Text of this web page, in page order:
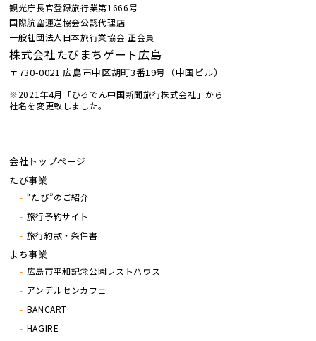
観光庁長官登録旅行業第1666号
国際航空運送協会公認代理店
一般社団法人日本旅行業協会 正会員
株式会社たびまちゲート広島
〒730-0021 広島市中区胡町3番19号（中国ビル）
※2021年4月「ひろでん中国新聞旅行株式会社」から
社名を変更致しました。
会社トップページ
たび事業
“たび”のご紹介
旅行予約サイト
旅行約款・条件書
まち事業
広島市平和記念公園レストハウス
アンデルセンカフェ
BANCART
HAGIRE